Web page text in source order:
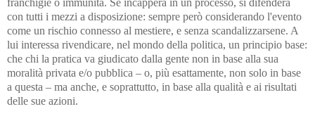
franchigie o immunità. Se incapperà in un processo, si difenderà
con tutti i mezzi a disposizione: sempre però considerando l'evento
come un rischio connesso al mestiere, e senza scandalizzarsene. A
lui interessa rivendicare, nel mondo della politica, un principio base:
che chi la pratica va giudicato dalla gente non in base alla sua
moralità privata e/o pubblica – o, più esattamente, non solo in base
a questa – ma anche, e soprattutto, in base alla qualità e ai risultati
delle sue azioni.